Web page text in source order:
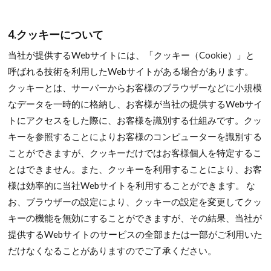
4.クッキーについて
当社が提供するWebサイトには、「クッキー（Cookie）」と
呼ばれる技術を利用したWebサイトがある場合があります。
クッキーとは、サーバーからお客様のブラウザーなどに小規模
なデータを一時的に格納し、お客様が当社の提供するWebサイ
トにアクセスをした際に、お客様を識別する仕組みです。クッ
キーを参照することによりお客様のコンピューターを識別する
ことができますが、クッキーだけではお客様個人を特定するこ
とはできません。また、クッキーを利用することにより、お客
様は効率的に当社Webサイトを利用することができます。 な
お、ブラウザーの設定により、クッキーの設定を変更してクッ
キーの機能を無効にすることができますが、その結果、当社が
提供するWebサイトのサービスの全部または一部がご利用いた
だけなくなることがありますのでご了承ください。